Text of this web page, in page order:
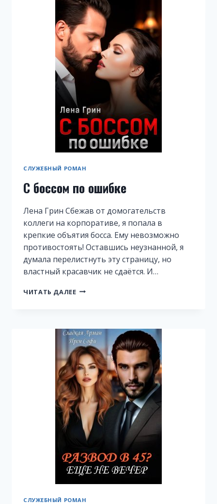
СЛУЖЕБНЫЙ РОМАН
С боссом по ошибке
Лена Грин Сбежав от домогательств
коллеги на корпоративе, я попала в
крепкие объятия босса. Ему невозможно
противостоять! Оставшись неузнанной, я
думала перелистнуть эту страницу, но
властный красавчик не сдаётся. И…
ЧИТАТЬ ДАЛЕЕ С
СЛУЖЕБНЫЙ РОМАН